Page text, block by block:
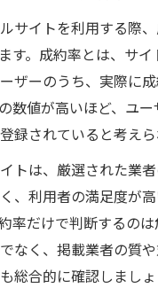
サイトを利用する際
す。成約率とは、サ
ザーのうち、実際に
数値が高いほど、ユ
録されていると考えら
トは、厳選された業
、利用者の満足度が
率だけで判断するの
なく、掲載業者の質
総合的に確認しましょ